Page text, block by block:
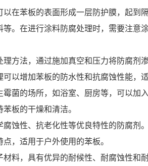
苯板的表面形成一层防护膜，起到
。在进行涂料防腐处理时，需要注
法，通过施加真空和压力将防腐剂
以增加苯板的防水性和抗腐蚀性能，
的场所，如浴室、厨房等，可以加
板的干燥和清洁。
性、抗老化性等优良特性的防腐剂
，适用于户外使用的苯板。
，具有优异的耐候性、耐腐蚀性和